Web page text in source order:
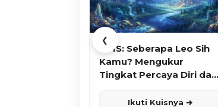
❮
KUIS: Seberapa Leo Sih
Kamu? Mengukur
Tingkat Percaya Diri dan
Ikuti Kuisnya ➔